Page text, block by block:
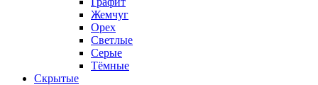
Жемчуг
Орех
Светлые
Серые
Тёмные
Скрытые